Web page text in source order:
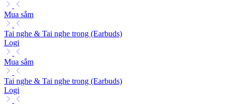
Mua sắm
Tai nghe & Tai nghe trong (Earbuds)
Logi
Mua sắm
Tai nghe & Tai nghe trong (Earbuds)
Logi